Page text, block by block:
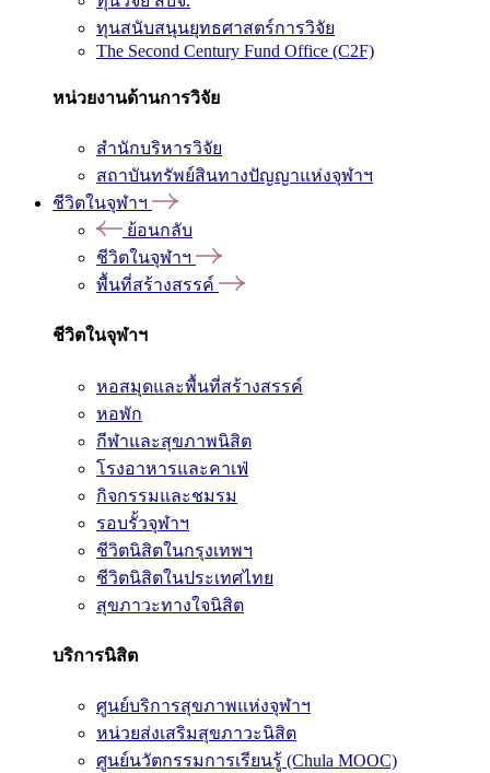
ทุนสนับสนุนยุทธศาสตร์การวิจัย
The Second Century Fund Office (C2F)
หน่วยงานด้านการวิจัย
สำนักบริหารวิจัย
สถาบันทรัพย์สินทางปัญญาแห่งจุฬาฯ
ชีวิตในจุฬาฯ
ย้อนกลับ
ชีวิตในจุฬาฯ
พื้นที่สร้างสรรค์
ชีวิตในจุฬาฯ
หอสมุดและพื้นที่สร้างสรรค์
หอพัก
กีฬาและสุขภาพนิสิต
โรงอาหารและคาเฟ่
กิจกรรมและชมรม
รอบรั้วจุฬาฯ
ชีวิตนิสิตในกรุงเทพฯ
ชีวิตนิสิตในประเทศไทย
สุขภาวะทางใจนิสิต
บริการนิสิต
ศูนย์บริการสุขภาพแห่งจุฬาฯ
หน่วยส่งเสริมสุขภาวะนิสิต
ศูนย์นวัตกรรมการเรียนรู้ (Chula MOOC)